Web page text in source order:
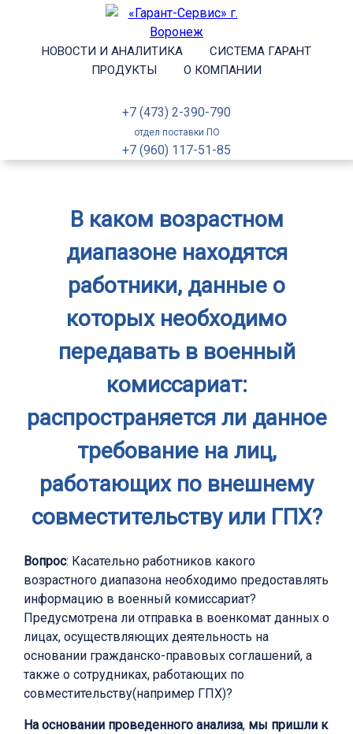
НОВОСТИ И АНАЛИТИКА
СИСТЕМА ГАРАНТ
ПРОДУКТЫ
О КОМПАНИИ
+7 (473) 2-390-790
отдел поставки ПО
+7 (960) 117-51-85
В каком возрастном
диапазоне находятся
работники, данные о
которых необходимо
передавать в военный
комиссариат:
распространяется ли данное
требование на лиц,
работающих по внешнему
совместительству или ГПХ?
Вопрос: Касательно работников какого
возрастного диапазона необходимо предоставлять
информацию в военный комиссариат?
Предусмотрена ли отправка в военкомат данных о
лицах, осуществляющих деятельность на
основании гражданско-правовых соглашений, а
также о сотрудниках, работающих по
совместительству(например ГПХ)?
На основании проведенного анализа, мы пришли к